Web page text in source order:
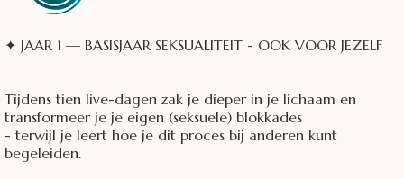
✦ JAAR 1 — BASISJAAR SEKSUALITEIT - OOK VOOR JEZELF
Tijdens tien live-dagen zak je dieper in je lichaam en
transformeer je je eigen (seksuele) blokkades
- terwijl je leert hoe je dit proces bij anderen kunt
begeleiden.